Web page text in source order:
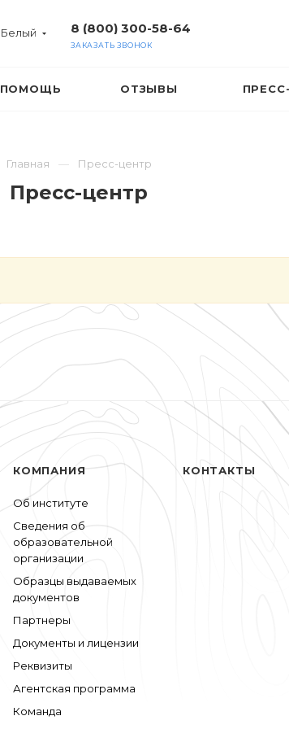
Белый 8 (800) 300-58-64
ЗАКАЗАТЬ ЗВОНОК
ПОМОЩЬ ОТЗЫВЫ
Главная Пресс-центр
Пресс-центр
КОМПАНИЯ
Об институте
Сведения об
образовательной
организации
Образцы выдаваемых
документов
Партнеры
Документы и лицензии
Реквизиты
Агентская программа
Команда
КОНТАКТЫ